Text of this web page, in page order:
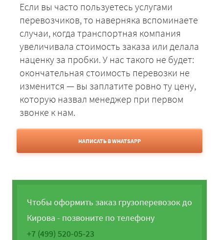
Если вы часто пользуетесь услугами
перевозчиков, то наверняка вспоминаете
случаи, когда транспортная компания
увеличивала стоимость заказа или делала
наценку за пробки. У нас такого не будет:
окончательная стоимость перевозки не
изменится — вы заплатите ровно ту цену,
которую назвал менеджер при первом
звонке к нам.
НАПИСАТЬ В WHATSAPP
Чтобы оформить заказ грузоперевозок до
Кирова - позвоните по телефону
+7 (499) 520-05-23